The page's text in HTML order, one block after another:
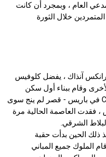
العام ، وبمجرد أن كانت
خلال الثورة
آنذاك ، يفضل كلوفيس
وقام ببناء أول سكن
ملكي هنا. كان سلف Conciergerie في باريس - قصر لم ينج سوى
، فقدت العاصمة الحالية مرة
الشرقي.
ذلك الحين بدأت حقبة
الملوك جميع المباني